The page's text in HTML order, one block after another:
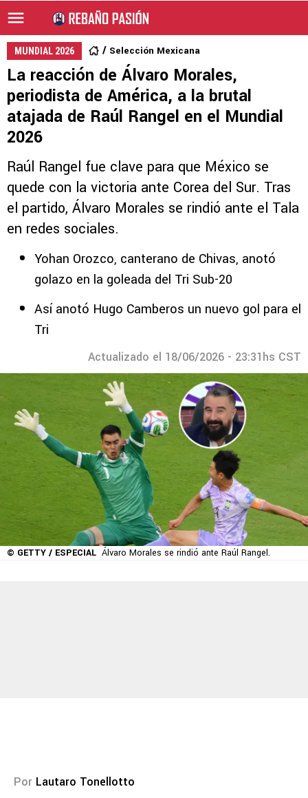
MUNDIAL 2026 Selección Mexicana
La reacción de Álvaro Morales,
periodista de América, a la brutal
atajada de Raúl Rangel en el Mundial
2026
Raúl Rangel fue clave para que México se
quede con la victoria ante Corea del Sur. Tras
el partido, Álvaro Morales se rindió ante el Tala
en redes sociales.
Yohan Orozco, canterano de Chivas, anotó
golazo en la goleada del Tri Sub-20
Así anotó Hugo Camberos un nuevo gol para el
Tri
Actualizado el 18/06/2026 - 23:31hs CST
© GETTY / ESPECIAL Álvaro Morales se rindió ante Raúl Rangel.
Por Lautaro Tonellotto